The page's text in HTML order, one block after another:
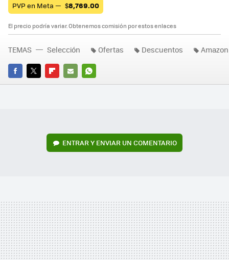
PVP en Meta — $8,769.00
El precio podría variar. Obtenemos comisión por estos enlaces
FACEBOOK
TWITTERFLIPBOARD
E-
WHATSAPP
TEMAS Selección Ofertas Descuentos
ENTRAR Y ENVIAR UN COMENTARIO